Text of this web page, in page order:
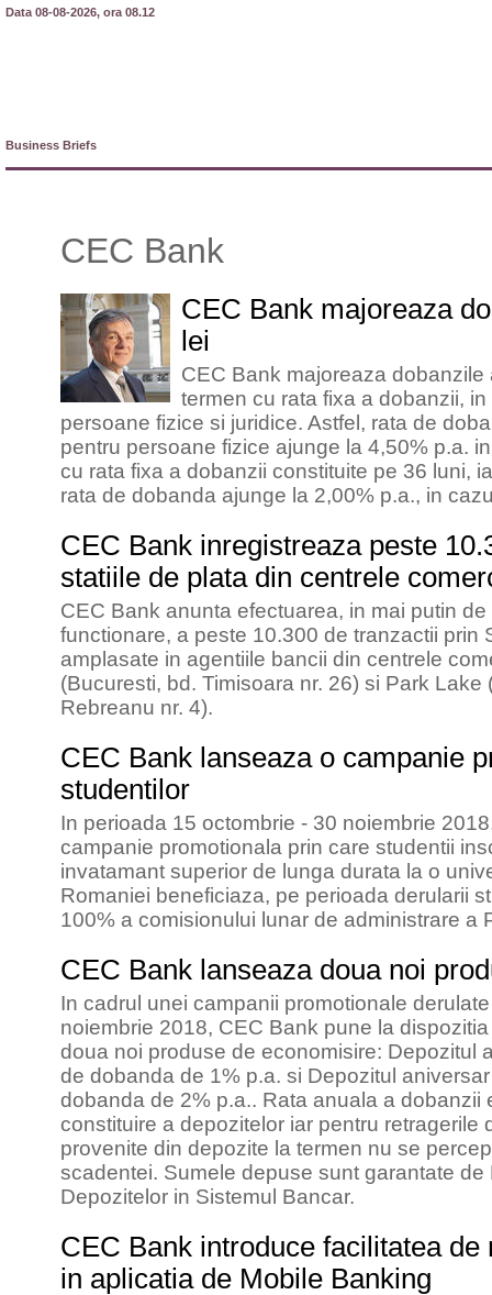
Data 08-08-2026, ora 08.12
Business Briefs
CEC Bank
CEC Bank majoreaza
lei
CEC Bank majoreaza
termen cu rata fixa a dobanzii,
persoane fizice si juridice. Astfel, rata de
pentru persoane fizice ajunge la 4,50% p.a.
cu rata fixa a dobanzii constituite pe 36 luni,
rata de dobanda ajunge la 2,00% p.a., in
CEC Bank inregistreaza peste
statiile de plata din centrele
CEC Bank anunta efectuarea, in mai putin
functionare, a peste 10.300 de tranzactii prin
amplasate in agentiile bancii din centrele
(Bucuresti, bd. Timisoara nr. 26) si Park Lake
Rebreanu nr. 4).
CEC Bank lanseaza o campanie
studentilor
In perioada 15 octombrie - 30 noiembrie
campanie promotionala prin care studentii
invatamant superior de lunga durata la o
Romaniei beneficiaza, pe perioada derularii
100% a comisionului lunar de administrare a
CEC Bank lanseaza doua noi
In cadrul unei campanii promotionale
noiembrie 2018, CEC Bank pune la
doua noi produse de economisire: Depozitul
de dobanda de 1% p.a. si Depozitul
dobanda de 2% p.a.. Rata anuala a dobanzii
constituire a depozitelor iar pentru retragerile
provenite din depozite la termen nu se
scadentei. Sumele depuse sunt garantate
Depozitelor in Sistemul Bancar.
CEC Bank introduce facilitatea de
in aplicatia de Mobile Banking